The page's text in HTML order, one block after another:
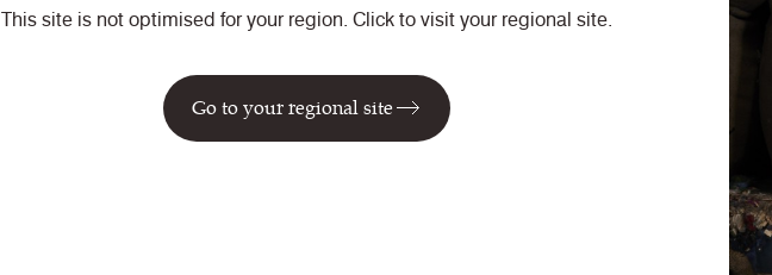
This site is not optimised for your region. Click to visit your regional site.
Go to your regional site